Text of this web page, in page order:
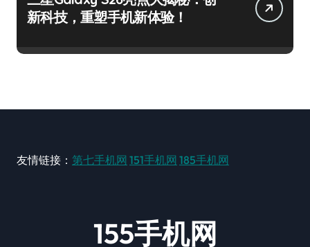
新科技，重塑手机新体验！
友情链接： 第七手机网 151手机网 185手机网
155手机网